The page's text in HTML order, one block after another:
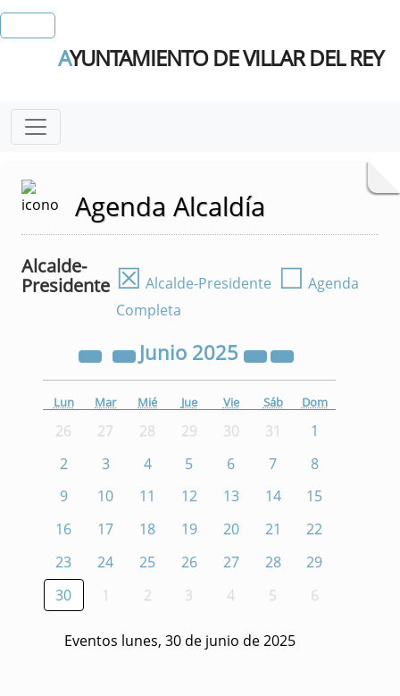
AYUNTAMIENTO DE VILLAR DEL REY
Agenda Alcaldía
Alcalde-
Presidente ☒ Alcalde-Presidente ☐ Agenda
Completa
Junio 2025
Lun Mar Mié Jue Vie Sáb Dom
26 27 28 29 30 31
1
2
3 4 5 6 7
8
9
10 11 12 13 14
15
16
17 18 19 20 21
22
23
24 25 26 27 28
29
30
1 2 3 4 5 6
Eventos lunes, 30 de junio de 2025